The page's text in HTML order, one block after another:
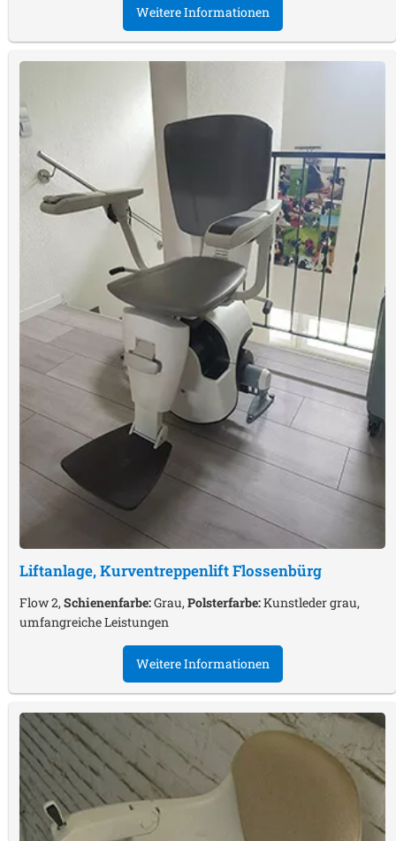
Weitere Informationen
Liftanlage, KurventreppenliftFlossenbürg
Flow 2,Schienenfarbe:Grau,Polsterfarbe:Kunstleder grau,
umfangreiche Leistungen
Weitere Informationen